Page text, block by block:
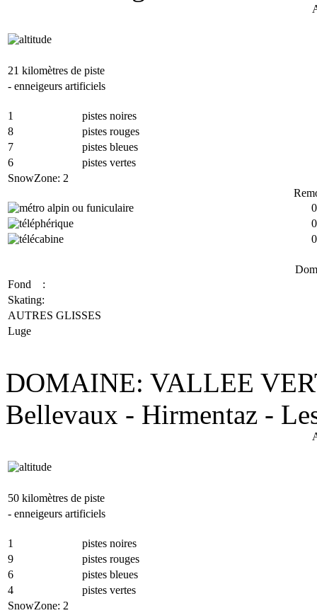
21 kilomètres de piste
- enneigeurs artificiels
1
pistes noires
8
pistes rouges
7
pistes bleues
6
pistes vertes
SnowZone: 2
0
0
0
Fond :
Skating:
AUTRES GLISSES
Luge
DOMAINE: VALLEE
Bellevaux - Hirmentaz -
50 kilomètres de piste
- enneigeurs artificiels
1
pistes noires
9
pistes rouges
6
pistes bleues
4
pistes vertes
SnowZone: 2